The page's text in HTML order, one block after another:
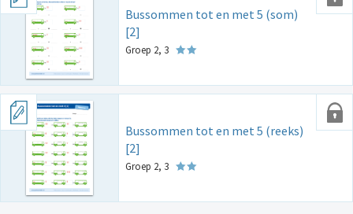
Bussommen tot en met 5 (som)
[2]
Groep 2, 3
Bussommen tot en met 5 (reeks)
[2]
Groep 2, 3